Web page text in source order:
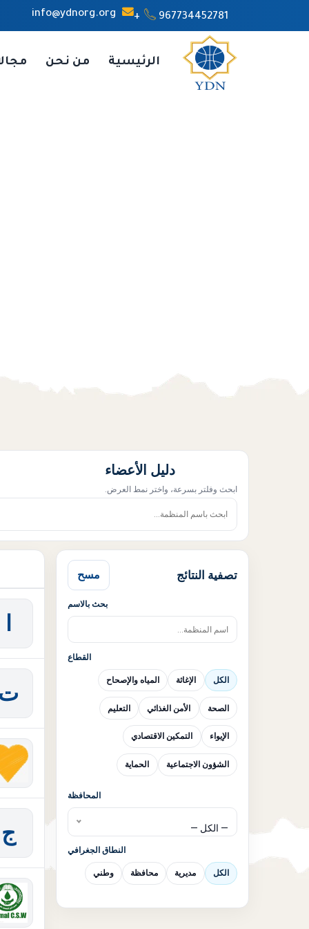
967734452781+
info@ydnorg.org
الرئيسية من نحن
دليل الأعضاء
ابحث وفلتر بسرعة، واختر نمط العرض.
تصفية النتائج مسح
بحث بالاسم
القطاع
الكل الإغاثة المياه والإصحاح
الصحة الأمن الغذائي التعليم
الإيواء التمكين الاقتصادي
الشؤون الاجتماعية الحماية
المحافظة
— الكل —
النطاق الجغرافي
الكل مديرية محافظة وطني
ج